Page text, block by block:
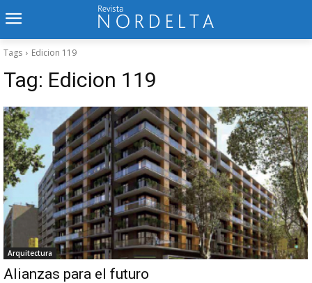
Tags Edicion 119
Tag: Edicion 119
Arquitectura
Alianzas para el futuro